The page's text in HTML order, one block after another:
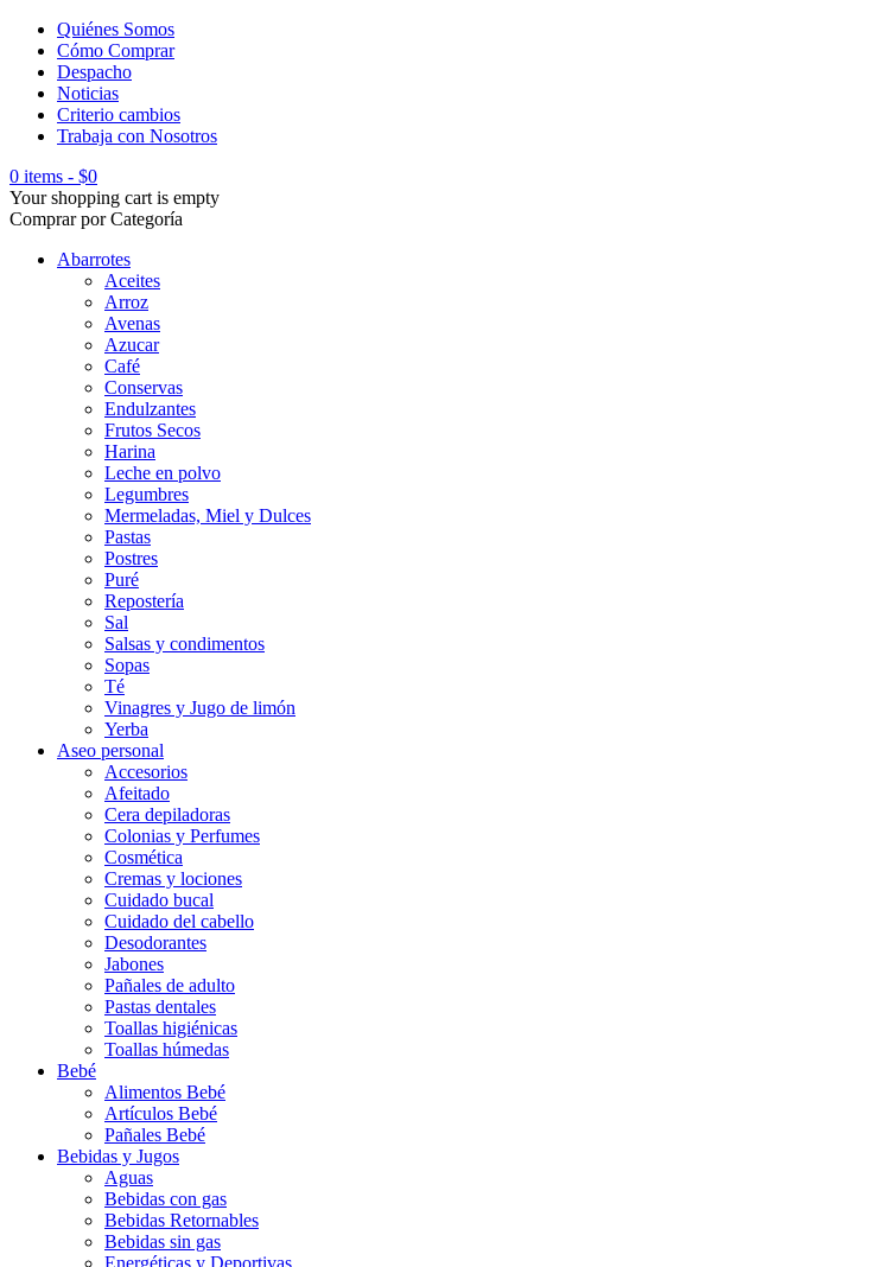
Quiénes Somos
Cómo Comprar
Despacho
Noticias
Criterio cambios
Trabaja con Nosotros
0 items - $0
Your shopping cart is empty
Comprar por Categoría
Abarrotes
Aceites
Arroz
Avenas
Azucar
Café
Conservas
Endulzantes
Frutos Secos
Harina
Leche en polvo
Legumbres
Mermeladas, Miel y Dulces
Pastas
Postres
Puré
Repostería
Sal
Salsas y condimentos
Sopas
Té
Vinagres y Jugo de limón
Yerba
Aseo personal
Accesorios
Afeitado
Cera depiladoras
Colonias y Perfumes
Cosmética
Cremas y lociones
Cuidado bucal
Cuidado del cabello
Desodorantes
Jabones
Pañales de adulto
Pastas dentales
Toallas higiénicas
Toallas húmedas
Bebé
Alimentos Bebé
Artículos Bebé
Pañales Bebé
Bebidas y Jugos
Aguas
Bebidas con gas
Bebidas Retornables
Bebidas sin gas
Energéticas y Deportivas